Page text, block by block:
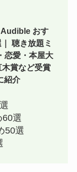
Audible おす
聴き放題ミ
恋愛・本屋大
賞など受賞
紹介
60選
50選